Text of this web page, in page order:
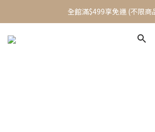
加入會員立即送$100元購
全館滿$499享免運 (不限商
加入會員立即送$100元購